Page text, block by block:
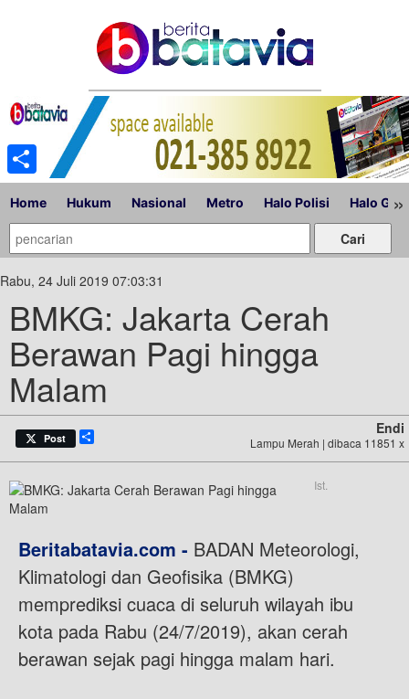
Home Hukum Nasional Metro Halo Polisi Halo »
Rabu, 24 Juli 2019 07:03:31
BMKG: Jakarta Cerah
Berawan Pagi hingga
Malam
Post
Endi
Lampu Merah | dibaca 11851 x
Ist.
Beritabatavia.com - BADAN Meteorologi,
Klimatologi dan Geofisika (BMKG)
memprediksi cuaca di seluruh wilayah ibu
kota pada Rabu (24/7/2019), akan cerah
berawan sejak pagi hingga malam hari.
Share